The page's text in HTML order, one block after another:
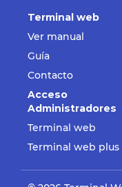
Terminal web
Ver manual
Guía
Contacto
Acceso
Administradores
Terminal web
Terminal web plus